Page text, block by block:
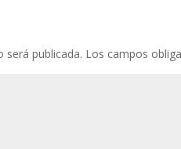
será publicada. Los campos